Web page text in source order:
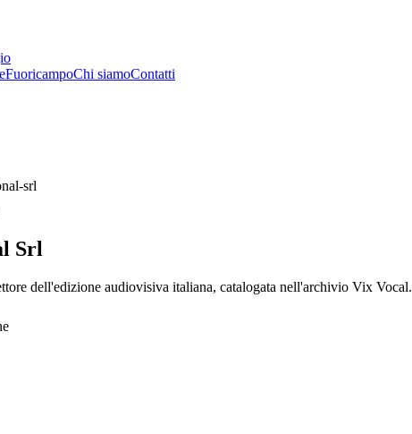
FuoricampoChi siamoContatti
srl
Srl
dell'edizione audiovisiva italiana, catalogata nell'archivio Vix Vocal.